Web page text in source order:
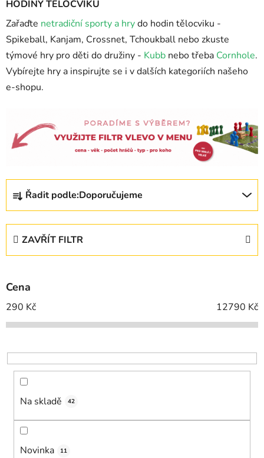
HODINY TĚLOCVIKU
Zařaďte netradiční sporty a hrydo hodin tělocviku -
Spikeball, Kanjam, Crossnet, Tchoukball nebo zkuste
týmové hry pro děti do družiny - Kubb nebo třeba Cornhole.
Vybírejte hry a inspirujte se i v dalších kategoriích našeho
e-shopu.
z
p
r
o
d
k
t
Řadit podle:Doporučujeme
ZAVŘÍT FILTR
Cena
290 Kč 12790 Kč
Na skladě 42
Novinka 11